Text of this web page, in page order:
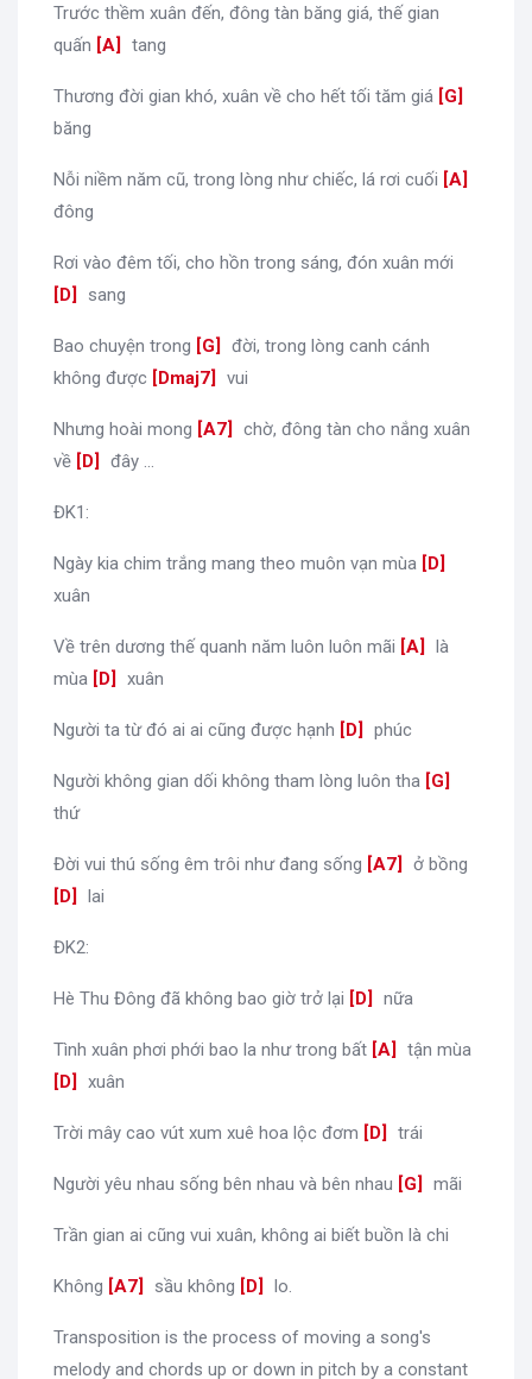
Trước thềm xuân đến, đông tàn băng giá, thế gian
quấn [A tang
Thương đời gian khó, xuân về cho hết tối tăm giá [G
băng
Nỗi niềm năm cũ, trong lòng như chiếc, lá rơi cuối [A
đông
Rơi vào đêm tối, cho hồn trong sáng, đón xuân mới
D
sang
Bao chuyện trong [G
đời, trong lòng canh cánh
không được [Dmaj7 vui
Nhưng hoài mong [A7
chờ, đông tàn cho nắng xuân
về [D đây ...
ĐK1:
Ngày kia chim trắng mang theo muôn vạn mùa [D
xuân
Về trên dương thế quanh năm luôn luôn mãi [A
là
mùa [D xuân
Người ta từ đó ai ai cũng được hạnh [D phúc
Người không gian dối không tham lòng luôn tha [G
thứ
Đời vui thú sống êm trôi như đang sống [A7 ở bồng
D
lai
ĐK2:
Hè Thu Đông đã không bao giờ trở lại [D nữa
Tình xuân phơi phới bao la như trong bất [A tận mùa
D
xuân
Trời mây cao vút xum xuê hoa lộc đơm [D trái
Người yêu nhau sống bên nhau và bên nhau [G mãi
Trần gian ai cũng vui xuân, không ai biết buồn là chi
Không [A7 sầu không [D lo.
Transposition is the process of moving a song's
melody and chords up or down in pitch by a constant